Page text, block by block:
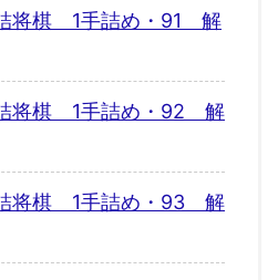
将棋 1手詰め・91 解
将棋 1手詰め・92 解
将棋 1手詰め・93 解